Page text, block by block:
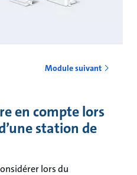
Module suivant
en compte lors
station de
lors du